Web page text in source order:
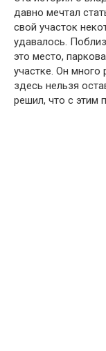
давно мечтал
свой участок
удавалось.
это место,
участке. Он много
здесь нельзя
решил, что с этим